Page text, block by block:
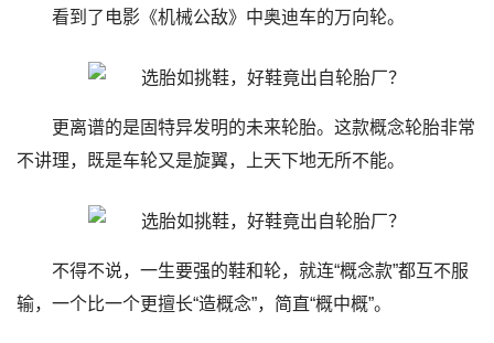
看到了电影《机械公敌》中奥迪车的万向轮。
更离谱的是固特异发明的未来轮胎。这款概念轮胎非常
不讲理，既是车轮又是旋翼，上天下地无所不能。
不得不说，一生要强的鞋和轮，就连“概念款”都互不服
输，一个比一个更擅长“造概念”，简直“概中概”。